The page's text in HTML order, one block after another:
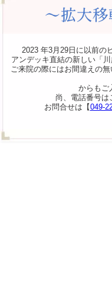
2023 年3月29日に以前の
アンデッキ直結の新しい「
ご来院の際にはお間違えの
からもご
尚、電話番号は
お問合せは【049-